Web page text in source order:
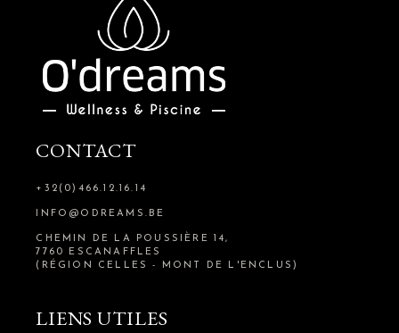
CONTACT
+32(0)466.12.16.14
INFO@ODREAMS.BE
CHEMIN DE LA POUSSIÈRE 14,
7760 ESCANAFFLES
(RÉGION CELLES - MONT DE L'ENCLUS)
LIENS UTILES